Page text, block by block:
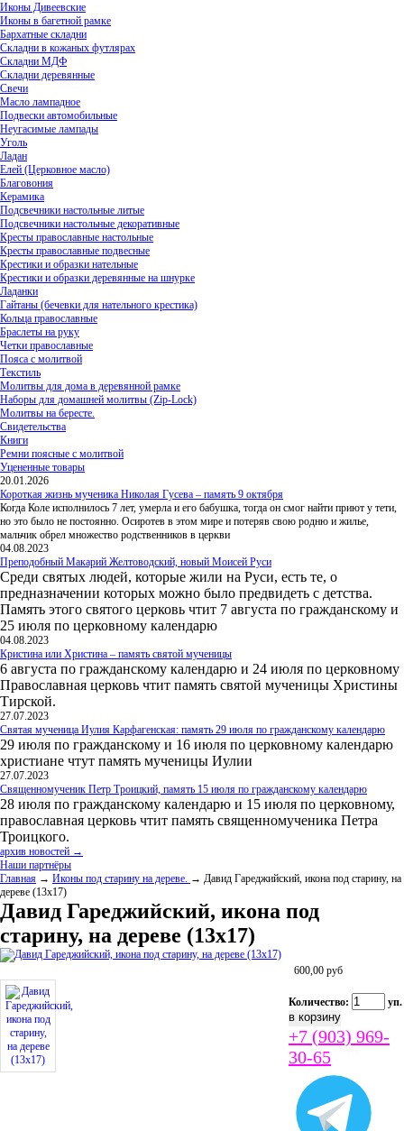
Иконы Дивеевские
Иконы в багетной рамке
Бархатные складни
Складни в кожаных футлярах
Складни МДФ
Складни деревянные
Свечи
Масло лампадное
Подвески автомобильные
Неугасимые лампады
Уголь
Ладан
Елей (Церковное масло)
Благовония
Керамика
Подсвечники настольные литые
Подсвечники настольные декоративные
Кресты православные настольные
Кресты православные подвесные
Крестики и образки нательные
Крестики и образки деревянные на шнурке
Ладанки
Гайтаны (бечевки для нательного крестика)
Кольца православные
Браслеты на руку
Четки православные
Пояса с молитвой
Текстиль
Молитвы для дома в деревянной рамке
Наборы для домашней молитвы (Zip-Lock)
Молитвы на бересте.
Свидетельства
Книги
Ремни поясные с молитвой
Уцененные товары
20.01.2026
Короткая жизнь мученика Николая Гусева – память 9 октября
Когда Коле исполнилось 7 лет, умерла и его бабушка, тогда он смог найти приют у тети,
но это было не постоянно. Осиротев в этом мире и потеряв свою родню и жилье,
мальчик обрел множество родственников в церкви
04.08.2023
Преподобный Макарий Желтоводский, новый Моисей Руси
Среди святых людей, которые жили на Руси, есть те, о
предназначении которых можно было предвидеть с детства.
Память этого святого церковь чтит 7 августа по гражданскому и
25 июля по церковному календарю
04.08.2023
Кристина или Христина – память святой мученицы
6 августа по гражданскому календарю и 24 июля по церковному
Православная церковь чтит память святой мученицы Христины
Тирской.
27.07.2023
Святая мученица Иулия Карфагенская: память 29 июля по гражданскому календарю
29 июля по гражданскому и 16 июля по церковному календарю
христиане чтут память мученицы Иулии
27.07.2023
Священномученик Петр Троицкий, память 15 июля по гражданскому календарю
28 июля по гражданскому календарю и 15 июля по церковному,
православная церковь чтит память священномученика Петра
Троицкого.
архив новостей →
Наши партнёры
Главная → Иконы под старину на дереве. → Давид Гареджийский, икона под старину, на
дереве (13х17)
Давид Гареджийский, икона под
старину, на дереве (13х17)
600,00 руб
Количество: уп.
+7 (903) 969-
30-65